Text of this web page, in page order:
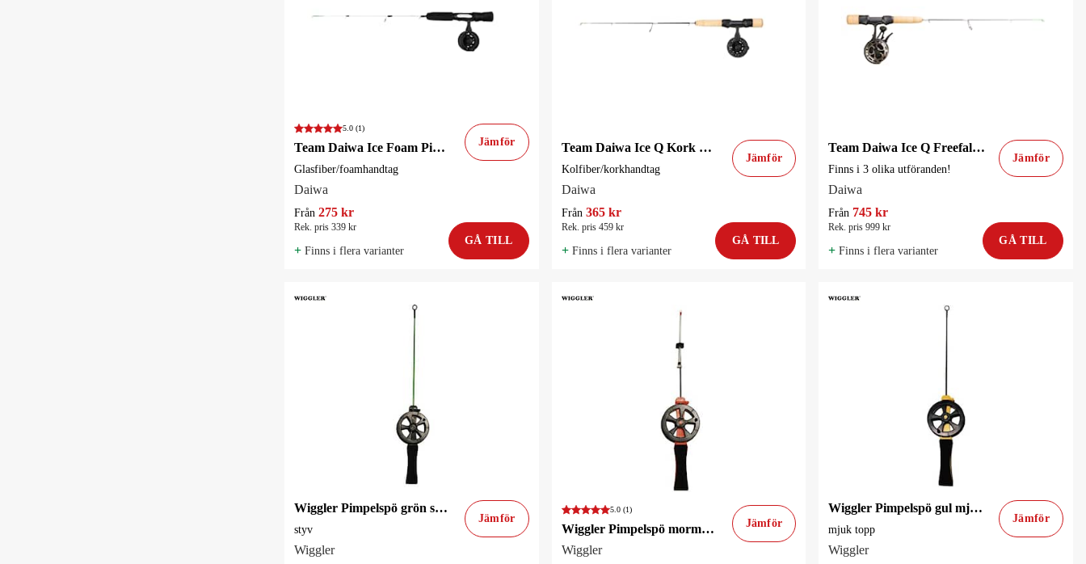
5.0 (1)
Team Daiwa Ice Foam Pimpelset
Glasfiber/foamhandtag
Daiwa
Jämför
Från 275 kr
Rek. pris 339 kr
+ Finns i flera varianter
GÅ TILL
Team Daiwa Ice Q Kork Pimpelset
Kolfiber/korkhandtag
Daiwa
Jämför
Från 365 kr
Rek. pris 459 kr
+ Finns i flera varianter
GÅ TILL
Team Daiwa Ice Q Freefall Kork Pimpelset
Finns i 3 olika utföranden!
Daiwa
Jämför
Från 745 kr
Rek. pris 999 kr
+ Finns i flera varianter
GÅ TILL
Wiggler Pimpelspö grön styv
styv
Wiggler
Jämför
5.0(1)
Wiggler Pimpelspö mormyskatopp
Wiggler
Jämför
Wiggler Pimpelspö gul mjuk topp
mjuk topp
Wiggler
Jämför